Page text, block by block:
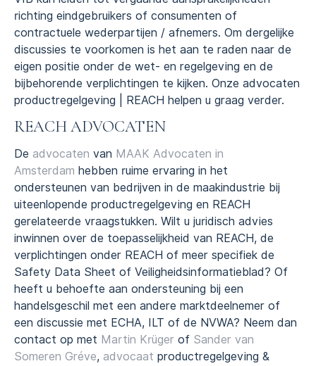
richting eindgebruikers of consumenten of
contractuele wederpartijen / afnemers. Om dergelijke
discussies te voorkomen is het aan te raden naar de
eigen positie onder de wet- en regelgeving en de
bijbehorende verplichtingen te kijken. Onze advocaten
productregelgeving | REACH helpen u graag verder.
REACH ADVOCATEN
De advocaten van MAAK Advocaten in
Amsterdam hebben ruime ervaring in het
ondersteunen van bedrijven in de maakindustrie bij
uiteenlopende productregelgeving en REACH
gerelateerde vraagstukken. Wilt u juridisch advies
inwinnen over de toepasselijkheid van REACH, de
verplichtingen onder REACH of meer specifiek de
Safety Data Sheet of Veiligheidsinformatieblad? Of
heeft u behoefte aan ondersteuning bij een
handelsgeschil met een andere marktdeelnemer of
een discussie met ECHA, ILT of de NVWA? Neem dan
contact op met Martin Krüger of Sander van
Someren Gréve, advocaat productregelgeving &